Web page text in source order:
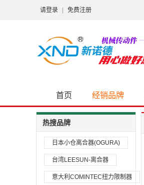
请登录 免费注册
首页 经销品牌
热搜品牌
日本小仓离合器(OGURA)
台湾LEESUN-离合器
意大利COMINTEC扭力限制器